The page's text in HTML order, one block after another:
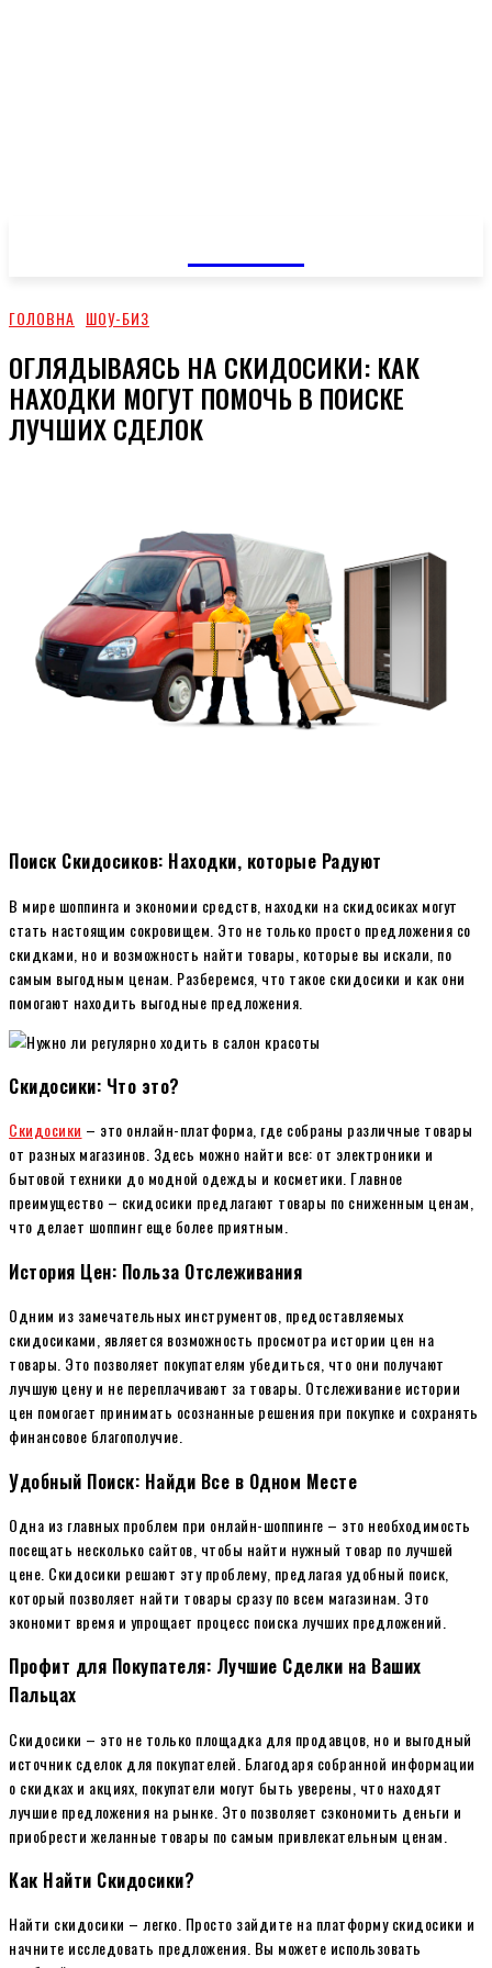
ГОЛОВНА ШОУ-БИЗ
ОГЛЯДЫВАЯСЬ НА СКИДОСИКИ: КАК
НАХОДКИ МОГУТ ПОМОЧЬ В ПОИСКЕ
ЛУЧШИХ СДЕЛОК
Поиск Скидосиков: Находки, которые Радуют
В мире шоппинга и экономии средств, находки на скидосиках могут
стать настоящим сокровищем. Это не только просто предложения со
скидками, но и возможность найти товары, которые вы искали, по
самым выгодным ценам. Разберемся, что такое скидосики и как они
помогают находить выгодные предложения.
Скидосики: Что это?
Скидосики – это онлайн-платформа, где собраны различные товары
от разных магазинов. Здесь можно найти все: от электроники и
бытовой техники до модной одежды и косметики. Главное
преимущество – скидосики предлагают товары по сниженным ценам,
что делает шоппинг еще более приятным.
История Цен: Польза Отслеживания
Одним из замечательных инструментов, предоставляемых
скидосиками, является возможность просмотра истории цен на
товары. Это позволяет покупателям убедиться, что они получают
лучшую цену и не переплачивают за товары. Отслеживание истории
цен помогает принимать осознанные решения при покупке и сохранять
финансовое благополучие.
Удобный Поиск: Найди Все в Одном Месте
Одна из главных проблем при онлайн-шоппинге – это необходимость
посещать несколько сайтов, чтобы найти нужный товар по лучшей
цене. Скидосики решают эту проблему, предлагая удобный поиск,
который позволяет найти товары сразу по всем магазинам. Это
экономит время и упрощает процесс поиска лучших предложений.
Профит для Покупателя: Лучшие Сделки на Ваших
Пальцах
Скидосики – это не только площадка для продавцов, но и выгодный
источник сделок для покупателей. Благодаря собранной информации
о скидках и акциях, покупатели могут быть уверены, что находят
лучшие предложения на рынке. Это позволяет сэкономить деньги и
приобрести желанные товары по самым привлекательным ценам.
Как Найти Скидосики?
Найти скидосики – легко. Просто зайдите на платформу скидосики и
начните исследовать предложения. Вы можете использовать